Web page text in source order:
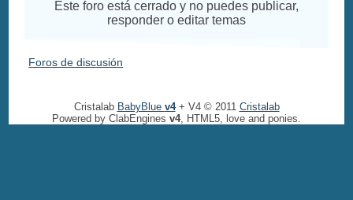
Este foro está cerrado y no puedes publicar,
responder o editar temas
Foros de discusión
Cristalab BabyBlue v4+ V4 © 2011 Cristalab
Powered by ClabEngines v4, HTML5, love and ponies.